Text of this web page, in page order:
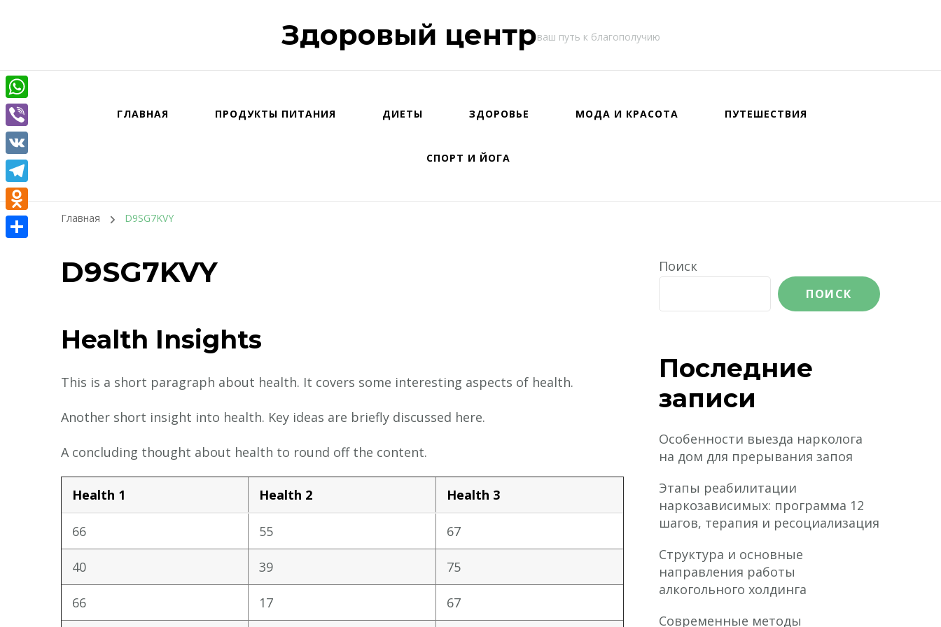
Здоровый центрваш путь к благополучию
ГЛАВНАЯ ПРОДУКТЫ ПИТАНИЯ ДИЕТЫ ЗДОРОВЬЕ МОДА И КРАСОТА ПУТЕШЕСТВИЯ
СПОРТ И ЙОГА
Главная D9SG7KVY
D9SG7KVY
Health Insights
This is a short paragraph about health. It covers some interesting aspects of health.
Another short insight into health. Key ideas are briefly discussed here.
A concluding thought about health to round off the content.
Health 1 Health 2 Health 3
66 55 67
40 39 75
66 17 67
Поиск
ПОИСК
Последние
записи
Особенности выезда нарколога
на дом для прерывания запоя
Этапы реабилитации
наркозависимых: программа 12
шагов, терапия и ресоциализация
Структура и основные
направления работы
алкогольного холдинга
Современные методы
WhatsApp
Viber
VK
Telegram
Odnoklassniki